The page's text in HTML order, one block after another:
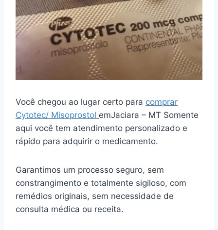
Você chegou ao lugar certo para comprar
Cytotec/ Misoprostol emJaciara – MT Somente
aqui você tem atendimento personalizado e
rápido para adquirir o medicamento.
Garantimos um processo seguro, sem
constrangimento e totalmente sigiloso, com
remédios originais, sem necessidade de
consulta médica ou receita.